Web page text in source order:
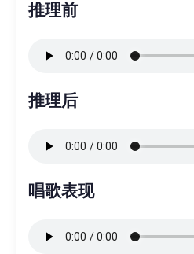
推理前
推理后
唱歌表现